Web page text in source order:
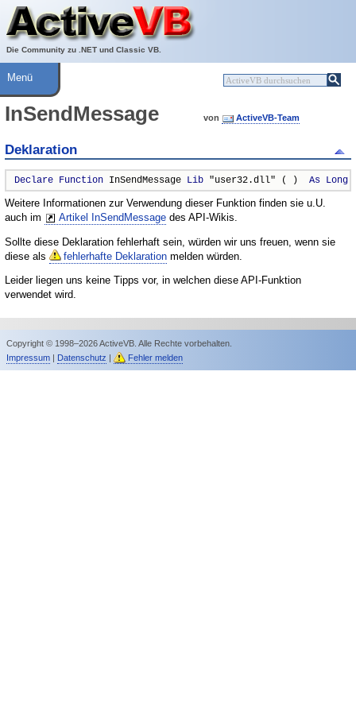
Die Community zu .NET und Classic VB.
Über ActiveVB
Hilfe
Menü
InSendMessage von ActiveVB-Team
Deklaration
Declare Function InSendMessage Lib "user32.dll" ( ) As Long
Weitere Informationen zur Verwendung dieser Funktion finden sie u.U.
auch im
Artikel InSendMessage des API-Wikis.
Sollte diese Deklaration fehlerhaft sein, würden wir uns freuen, wenn sie
diese als
fehlerhafte Deklaration melden würden.
Leider liegen uns keine Tipps vor, in welchen diese API-Funktion
verwendet wird.
Copyright © 1998–2026 ActiveVB. Alle Rechte vorbehalten.
Impressum| Datenschutz | Fehler melden